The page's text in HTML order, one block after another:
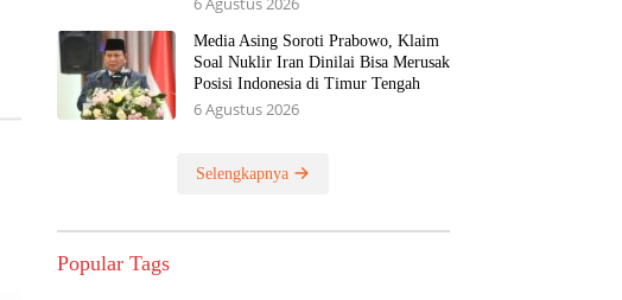
Media Asing Soroti Prabowo, Klaim
Soal Nuklir Iran Dinilai Bisa Merusak
Posisi Indonesia di Timur Tengah
6 Agustus 2026
Selengkapnya
Popular Tags